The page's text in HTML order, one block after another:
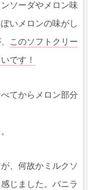
ソーダやメロン味
いメロンの味がし
このソフトクリー
です！
てからメロン部分
、何故かミルクソ
じました。バニラ